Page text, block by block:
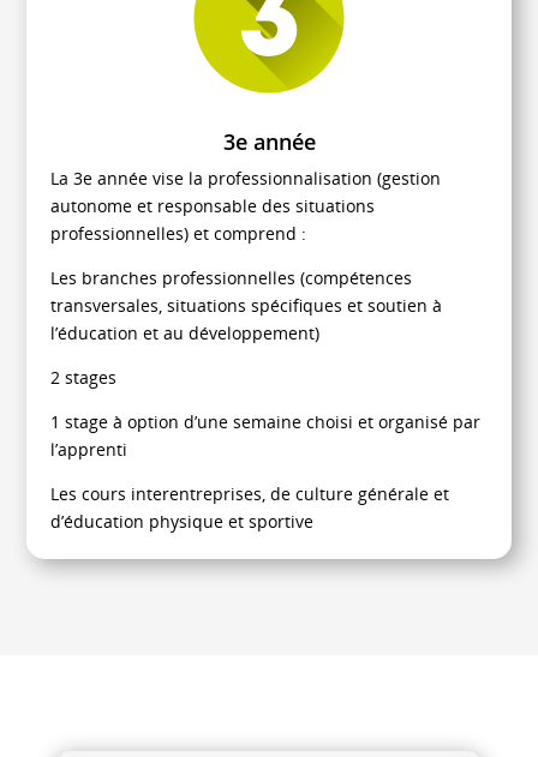
3e année
La 3e année vise la professionnalisation (gestion
autonome et responsable des situations
professionnelles) et comprend :
Les branches professionnelles (compétences
transversales, situations spécifiques et soutien à
l’éducation et au développement)
2 stages
1 stage à option d’une semaine choisi et organisé par
l’apprenti
Les cours interentreprises, de culture générale et
d’éducation physique et sportive